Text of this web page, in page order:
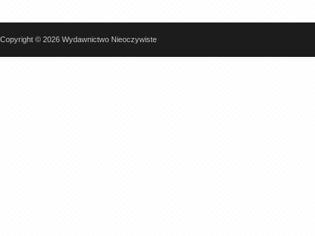
Copyright © 2026 Wydawnictwo Nieoczywiste